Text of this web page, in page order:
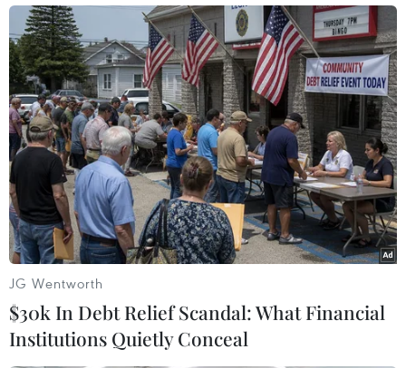
điểm của doanh nghiệp thực phẩm
Ba Lan
06/08/2026 14:03
Lâm Đồng vào cao điểm vụ cá Nam,
ngư dân phấn khởi vươn khơi
06/08/2026 09:06
Giá dầu tăng khi nhà đầu tư thận
JG Wentworth
$30k In Debt Relief Scandal: What Financial
Institutions Quietly Conceal